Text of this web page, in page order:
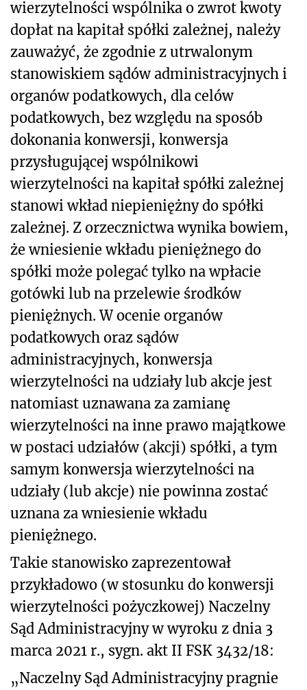
wierzytelności wspólnika o zwrot kwoty
dopłat na kapitał spółki zależnej, należy
zauważyć, że zgodnie z utrwalonym
stanowiskiem sądów administracyjnych i
organów podatkowych, dla celów
podatkowych, bez względu na sposób
dokonania konwersji, konwersja
przysługującej wspólnikowi
wierzytelności na kapitał spółki zależnej
stanowi wkład niepieniężny do spółki
zależnej. Z orzecznictwa wynika bowiem,
że wniesienie wkładu pieniężnego do
spółki może polegać tylko na wpłacie
gotówki lub na przelewie środków
pieniężnych. W ocenie organów
podatkowych oraz sądów
administracyjnych, konwersja
wierzytelności na udziały lub akcje jest
natomiast uznawana za zamianę
wierzytelności na inne prawo majątkowe
w postaci udziałów (akcji) spółki, a tym
samym konwersja wierzytelności na
udziały (lub akcje) nie powinna zostać
uznana za wniesienie wkładu
pieniężnego.
Takie stanowisko zaprezentował
przykładowo (w stosunku do konwersji
wierzytelności pożyczkowej) Naczelny
Sąd Administracyjny w wyroku z dnia 3
marca 2021 r., sygn. akt II FSK 3432/18:
„Naczelny Sąd Administracyjny pragnie